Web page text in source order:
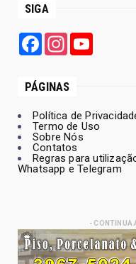
SIGA
FacebookInstagram
PÁGINAS
Política de
Termo de Uso
Sobre Nós
Contatos
Regras para
Whatsapp e Telegram
- CONTINUA